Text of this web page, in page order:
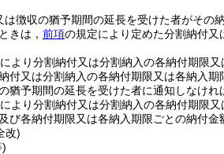
は徴収の猶予期間の延長を受けた者がその
きは， 前項の規定により定めた分割納付
より分割納付又は分割納入の各納付期限
付又は分割納入の各納付期限又は各納入
猶予期間の延長を受けた者に通知しなけれ
より分割納付又は分割納入の各納付期限
び各納付期限又は各納入期限ごとの納付
改)
)